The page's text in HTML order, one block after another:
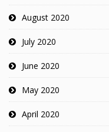
August 2020
July 2020
June 2020
May 2020
April 2020